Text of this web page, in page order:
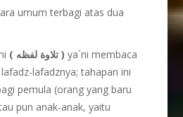
umum terbagi atas dua
( تلاوة لفظه )ya`ni membaca
lafadznya; tahapan ini
pemula (orang yang baru
pun anak-anak, yaitu